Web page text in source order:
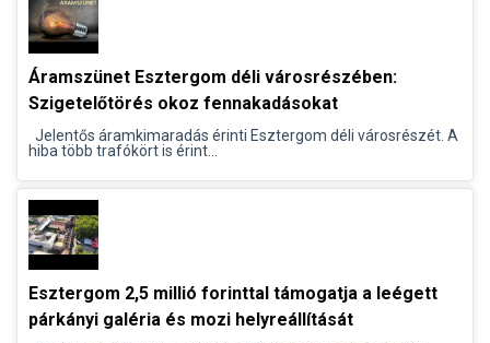
Áramszünet Esztergom déli városrészében:
Szigetelőtörés okoz fennakadásokat
Jelentős áramkimaradás érinti Esztergom déli városrészét. A
hiba több trafókört is érint...
Esztergom 2,5 millió forinttal támogatja a leégett
párkányi galéria és mozi helyreállítását